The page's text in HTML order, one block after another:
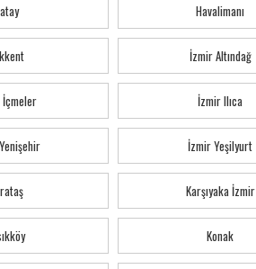
Havalimanı
İzmir Altındağ
İzmir Ilıca
İzmir Yeşilyurt
Karşıyaka İzmir
Konak